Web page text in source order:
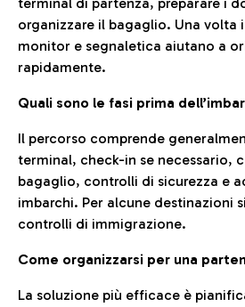
organizzare il bagaglio. Una volta
monitor e segnaletica aiutano a
rapidamente.
Quali sono le fasi prima
Il percorso comprende
terminal, check-in se necessario,
bagaglio, controlli di sicurezza e
imbarchi. Per alcune destinazioni
controlli di immigrazione.
Come organizzarsi per una
La soluzione più efficace è